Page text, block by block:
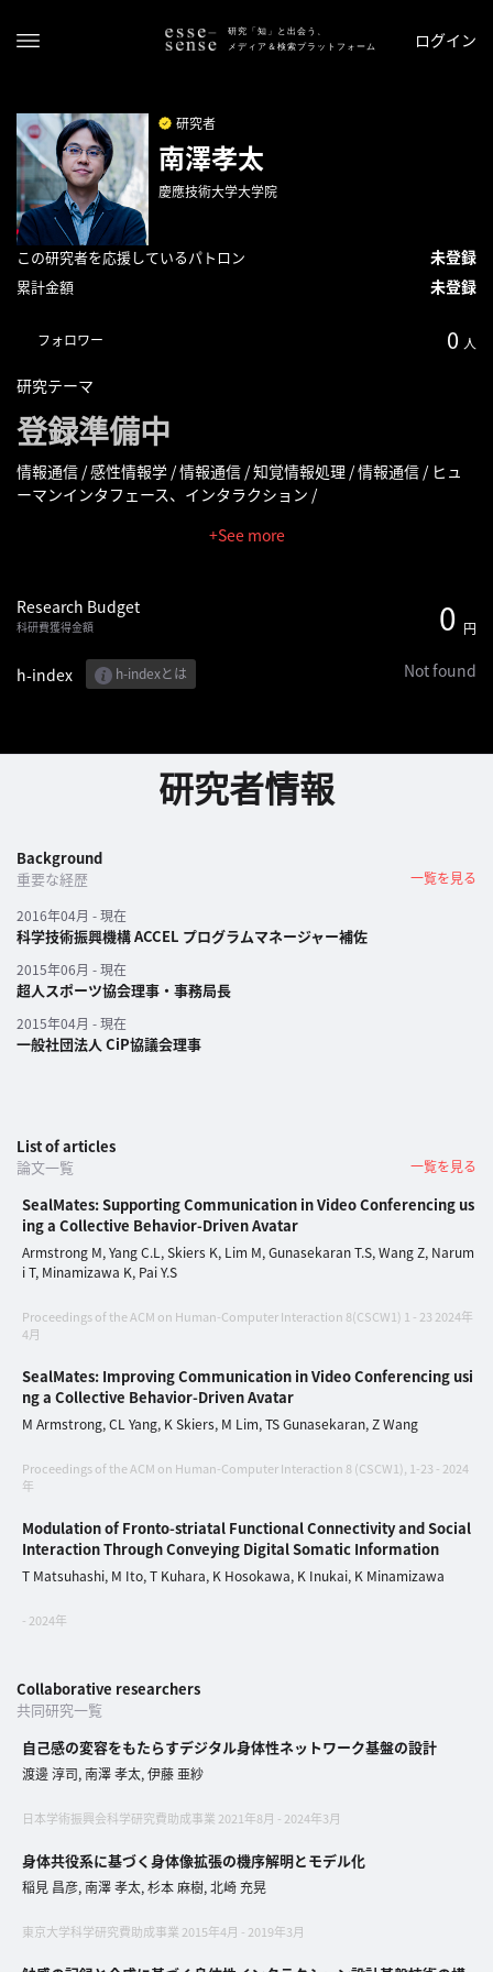
研究「知」と出会う、
メディア＆検索プラットフォーム
ログイン
テ
ー
タ
ス
事
一
へ
稿/
一
覧
へ
パ
ト
覧
義
催/
ア
ー
カ
一
覧
覧
へ
研
究
探
研究者
南澤孝太
慶應技術大学大学院
この研究者を応援しているパトロン 未登録
累計金額 未登録
フォロワー 0 人
研究テーマ
登録準備中
情報通信 / 感性情報学 / 情報通信 / 知覚情報処理 / 情報通信 / ヒュ
ーマンインタフェース、インタラクション /
+See more
Research Budget
科研費獲得金額 0 円
h-index h-indexとは Not found
研究者情報
Background
重要な経歴
一覧を見る
2016年04月 - 現在
科学技術振興機構 ACCEL プログラムマネージャー補佐
2015年06月 - 現在
超人スポーツ協会理事・事務局長
2015年04月 - 現在
一般社団法人 CiP協議会理事
List of articles
論文一覧
一覧を見る
SealMates: Supporting Communication in Video Conferencing us
ing a Collective Behavior-Driven Avatar
Armstrong M, Yang C.L, Skiers K, Lim M, Gunasekaran T.S, Wang Z, Narum
i T, Minamizawa K, Pai Y.S
Proceedings of the ACM on Human-Computer Interaction 8(CSCW1) 1 - 23 2024年
4月
SealMates: Improving Communication in Video Conferencing usi
ng a Collective Behavior-Driven Avatar
M Armstrong, CL Yang, K Skiers, M Lim, TS Gunasekaran, Z Wang
Proceedings of the ACM on Human-Computer Interaction 8 (CSCW1), 1-23 - 2024
年
Modulation of Fronto-striatal Functional Connectivity and Social
Interaction Through Conveying Digital Somatic Information
T Matsuhashi, M Ito, T Kuhara, K Hosokawa, K Inukai, K Minamizawa
- 2024年
Collaborative researchers
共同研究一覧
自己感の変容をもたらすデジタル身体性ネットワーク基盤の設計
渡邊 淳司, 南澤 孝太, 伊藤 亜紗
日本学術振興会科学研究費助成事業 2021年8月 - 2024年3月
身体共役系に基づく身体像拡張の機序解明とモデル化
稲見 昌彦, 南澤 孝太, 杉本 麻樹, 北崎 充晃
東京大学科学研究費助成事業 2015年4月 - 2019年3月